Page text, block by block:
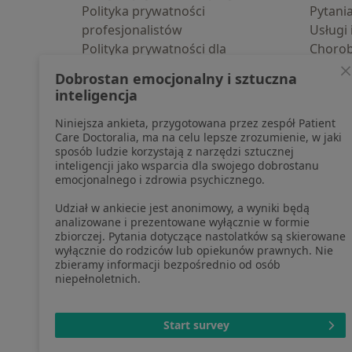
Polityka prywatności
profesjonalistów
Polityka prywatności dla
pozyskaliśmy samodzielnie
Polityka cookies
Jak działają wyniki wyszukiwania
Dostępność
O nas
Praca Rekrutujemy!
Partnerzy
Centrum prasowe
Kontakt
Pomoc
Blog
otwiera się w
otwiera
Dobrostan emocjonalny i sztuczna
inteligencja
Niniejsza ankieta, przygotowana przez zespół Patient
Care Doctoralia, ma na celu lepsze zrozumienie, w jaki
sposób ludzie korzystają z narzędzi sztucznej
inteligencji jako wsparcia dla swojego dobrostanu
emocjonalnego i zdrowia psychicznego.
Udział w ankiecie jest anonimowy, a wyniki będą
analizowane i prezentowane wyłącznie w formie
zbiorczej. Pytania dotyczące nastolatków są skierowane
wyłącznie do rodziców lub opiekunów prawnych. Nie
zbieramy informacji bezpośrednio od osób
niepełnoletnich.
Start survey